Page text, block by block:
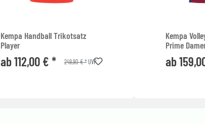
Kempa Handball Trikotsatz
Player
ab 112,00 € * 249,90 € *UVP
Kempa
Prime
ab